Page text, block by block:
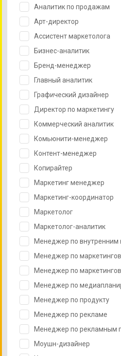
Аналитик по продажам
Арт-директор
Ассистент маркетолога
Бизнес-аналитик
Бренд-менеджер
Главный аналитик
Графический дизайнер
Директор по маркетингу
Коммерческий аналитик
Комьюнити-менеджер
Контент-менеджер
Копирайтер
Маркетинг менеджер
Маркетинг-координатор
Маркетолог
Маркетолог-аналитик
Менеджер по внутренним
Менеджер по
Менеджер по
Менеджер по
Менеджер по продукту
Менеджер по рекламе
Менеджер по рекламным
Моушн-дизайнер